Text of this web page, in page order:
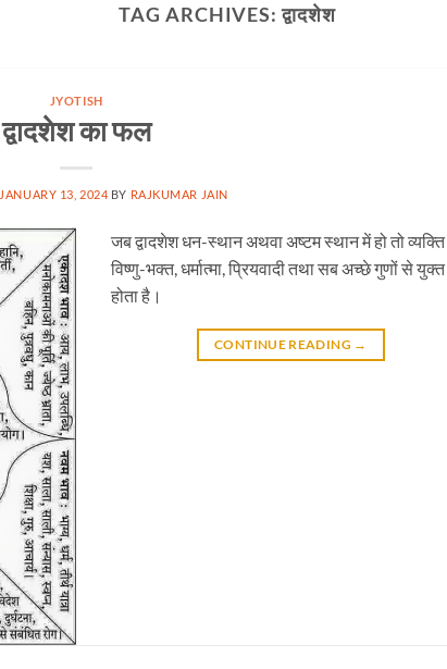
TAG ARCHIVES:द्वादशेश
JYOTISH
द्वादशेश का फल
JANUARY 13, 2024 BY RAJKUMAR JAIN
जब द्वादशेश धन-स्थान अथवा अष्टम स्थान में हो तो व्यक्ति
विष्णु-भक्त, धर्मात्मा, प्रियवादी तथा सब अच्छे गुणों से युक्त
होता है।
CONTINUE READING →